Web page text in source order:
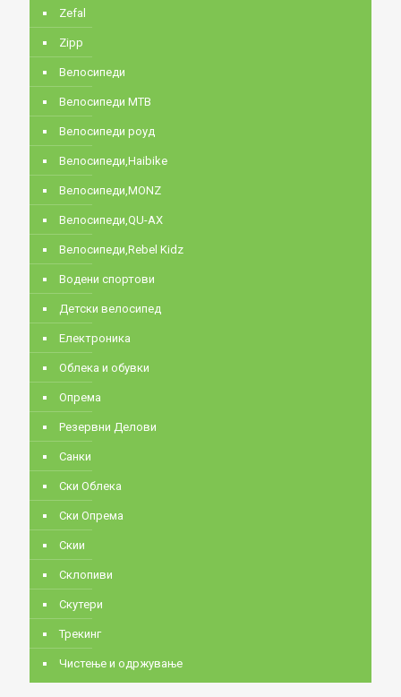
Zefal
Zipp
Велосипеди
Велосипеди MTB
Велосипеди роуд
Велосипеди,Haibike
Велосипеди,MONZ
Велосипеди,QU-AX
Велосипеди,Rebel Kidz
Водени спортови
Детски велосипед
Електроника
Облека и обувки
Опрема
Резервни Делови
Санки
Ски Облека
Ски Опрема
Скии
Склопиви
Скутери
Трекинг
Чистење и одржување